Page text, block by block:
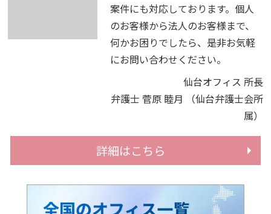
案件にも対応しております。個人
のお客様から法人のお客様まで、
何かお困りでしたら、是非お気軽
にお問い合わせください。
仙台オフィス 所長
弁護士 菅原 睦月
（仙台弁護士会所
属）
詳細はこちら